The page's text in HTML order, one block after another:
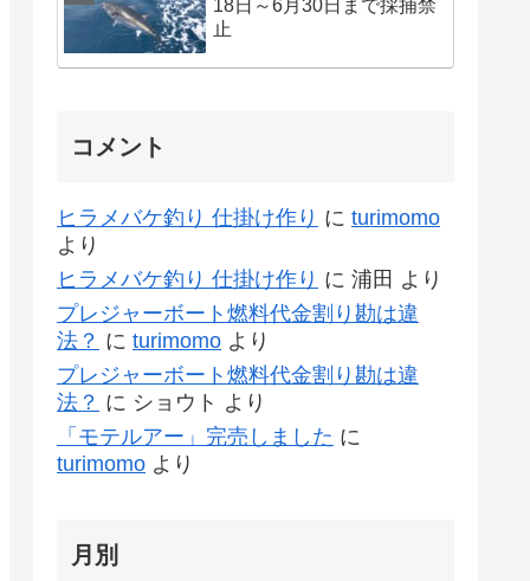
18日～6月30日まで採捕禁
止
コメント
ヒラメバケ釣り 仕掛け作り に turimomo
より
ヒラメバケ釣り 仕掛け作り に 浦田 より
プレジャーボート燃料代金割り勘は違
法？ に turimomo より
プレジャーボート燃料代金割り勘は違
法？ に ショウト より
「モテルアー」完売しました に
turimomo より
月別